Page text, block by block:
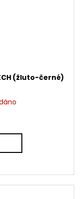
(žluto-černé)